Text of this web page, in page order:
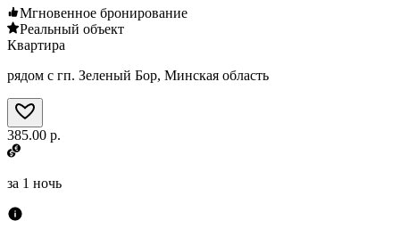
Мгновенное бронирование
Реальный объект
Квартира
рядом с гп. Зеленый Бор, Минская область
385.00 р.
за 1 ночь